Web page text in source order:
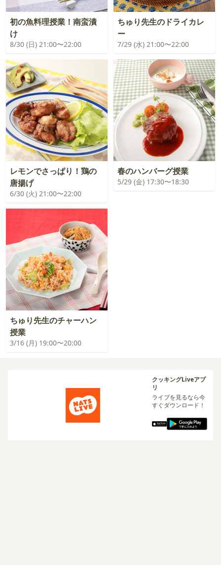
初の魚料理授業！南蛮漬
け
8/30 (日) 21:00〜22:00
ちゅり先生のドライカレ
ー
7/29 (水) 21:00〜22:00
レモンでさっぱり！鶏の
唐揚げ
6/30 (火) 21:00〜22:00
春のハンバーグ授業
5/29 (金) 17:30〜18:30
ちゅり先生のチャーハン
授業
3/16 (月) 19:00〜20:00
クッキングLiveアプ
リ
ライブを見るなら今
すぐダウンロード！